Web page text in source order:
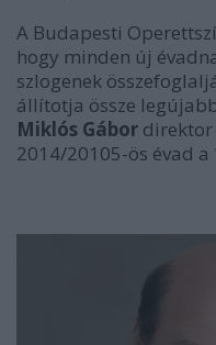
A Budapesti
hogy minden új
szlogenek
állítotja össze
Miklós Gábor
2014/20105-ös évad a